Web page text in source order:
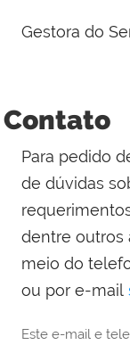
Gestora do
Contato
Para pedido
de dúvidas
dentre outros
meio do
ou por e-mail
Este e-mail e